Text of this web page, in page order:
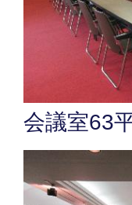
会議室63